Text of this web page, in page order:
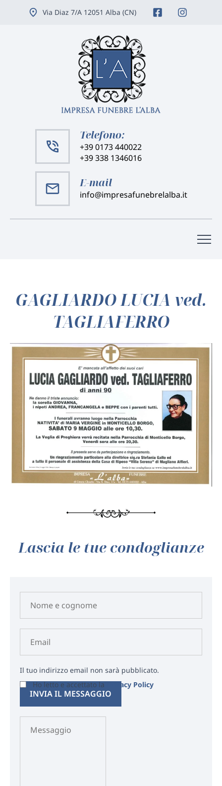
Via Diaz 7/A 12051 Alba (CN)
Telefono:
+39 0173 440022
+39 338 1346016
E-mail
info@impresafunebrelalba.it
GAGLIARDO LUCIA ved.
TAGLIAFERRO
Lascia le tue condoglianze
Il tuo indirizzo email non sarà pubblicato.
Ho letto e accettato laPrivacy Policy